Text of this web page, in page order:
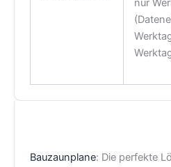
nur
Bauzaunplane: Die perfekte